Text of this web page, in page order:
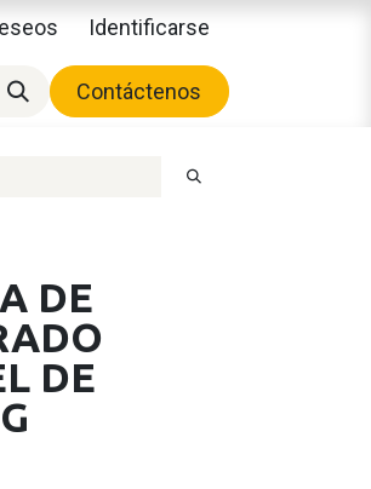
Identificarse
Contáctenos
DE
DE